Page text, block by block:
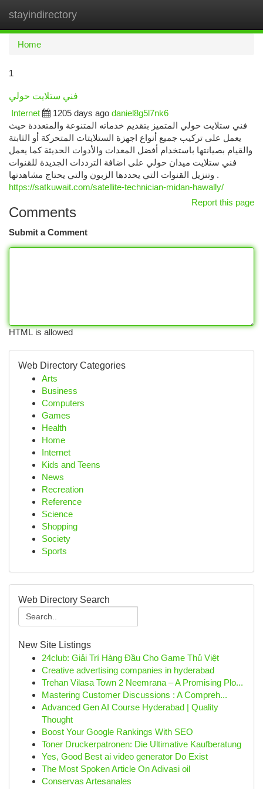
stayindirectory
Home
1
فني ستلايت حولي
Internet
1205 days ago daniel8g5l7nk6
فني ستلايت حولي المتميز بتقديم خدماته المتنوعة والمتعددة حيث
يعمل على تركيب جميع أنواع اجهزة الستلايتات المتحركة أو الثابتة
والقيام بصيانتها باستخدام أفضل المعدات والأدوات الحديثة كما يعمل
فني ستلايت ميدان حولي على اضافة الترددات الجديدة للقنوات
وتنزيل القنوات التي يحددها الزبون والتي يحتاج مشاهدتها .
https://satkuwait.com/satellite-technician-midan-hawally/
Report this page
Comments
Submit a Comment
HTML is allowed
Web Directory Categories
Arts
Business
Computers
Games
Health
Home
Internet
Kids and Teens
News
Recreation
Reference
Science
Shopping
Society
Sports
Web Directory Search
New Site Listings
24club: Giải Trí Hàng Đầu Cho Game Thủ Việt
Creative advertising companies in hyderabad
Trehan Vilasa Town 2 Neemrana – A Promising Plo...
Mastering Customer Discussions : A Compreh...
Advanced Gen AI Course Hyderabad | Quality
Thought
Boost Your Google Rankings With SEO
Toner Druckerpatronen: Die Ultimative Kaufberatung
Yes, Good Best ai video generator Do Exist
The Most Spoken Article On Adivasi oil
Conservas Artesanales